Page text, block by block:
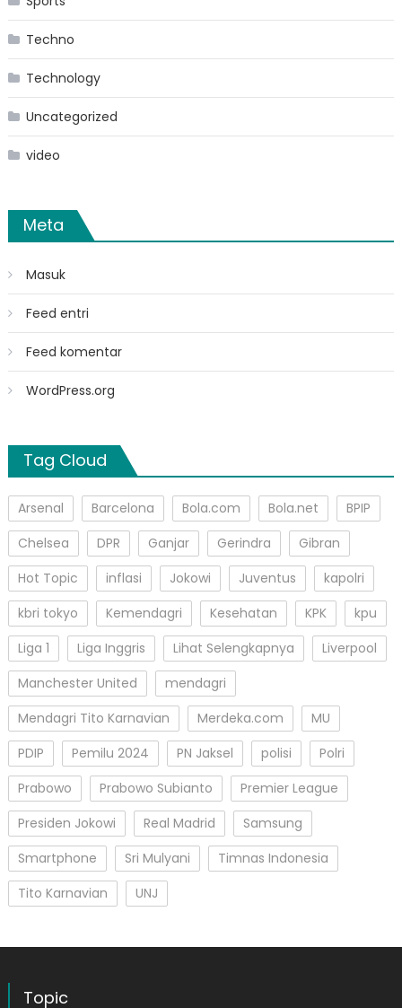
Techno
Technology
Uncategorized
video
Meta
Masuk
Feed entri
Feed komentar
WordPress.org
Tag Cloud
Arsenal Barcelona Bola.com Bola.net
BPIP
Chelsea
DPR Ganjar Gerindra
Gibran
Hot Topic
inflasi Jokowi Juventus
kapolri
kbri tokyo
Kemendagri Kesehatan KPK
kpu
Liga 1
Liga Inggris Lihat Selengkapnya
Liverpool
Manchester United
mendagri
Mendagri Tito Karnavian
Merdeka.com
MU
PDIP
Pemilu 2024 PN Jaksel polisi
Polri
Prabowo
Prabowo Subianto
Premier League
Presiden Jokowi
Real Madrid
Samsung
Smartphone
Sri Mulyani
Timnas Indonesia
Tito Karnavian
UNJ
Topic